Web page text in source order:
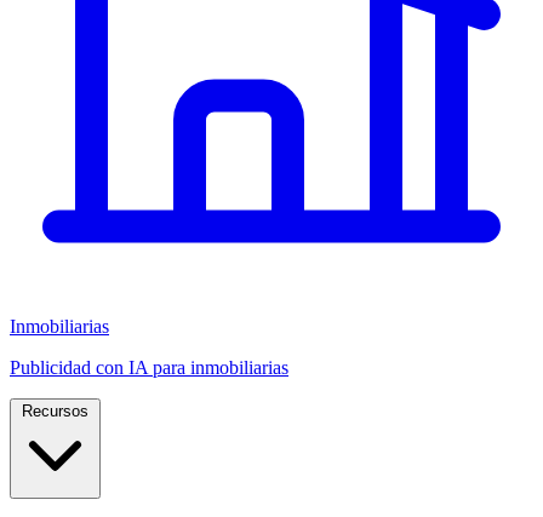
Inmobiliarias
Publicidad con IA para inmobiliarias